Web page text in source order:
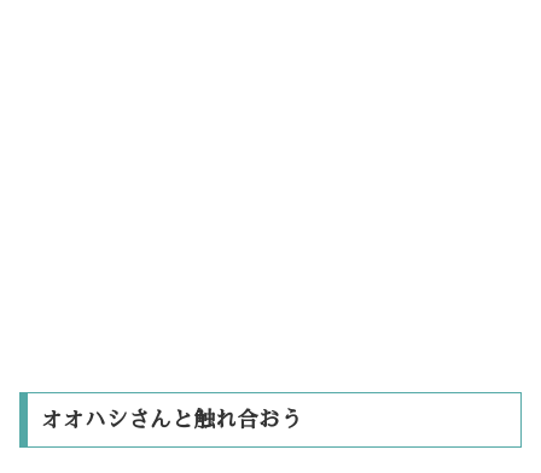
オオハシさんと触れ合おう